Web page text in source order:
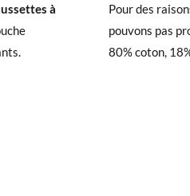
à
Pour des
pouvons pas
80% coton,
et saisir votre numéro
sera alors envoyée